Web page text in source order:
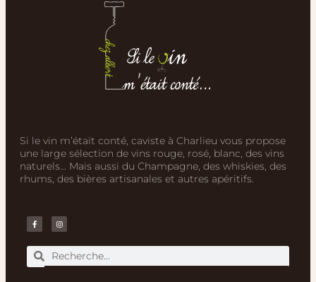
Si le vin m’était conté, caviste à Charlieu vous propose
une large sélection de vins rouge, rosé, blanc, des vins
naturels… Mais aussi du Champagne, des whiskies, des
rhums, des bières artisanales et autres apéritifs.